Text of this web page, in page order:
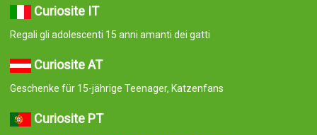
Curiosite IT
Regali gli adolescenti 15 anni amanti dei gatti
Curiosite AT
Geschenke für 15-jährige Teenager, Katzenfans
Curiosite PT